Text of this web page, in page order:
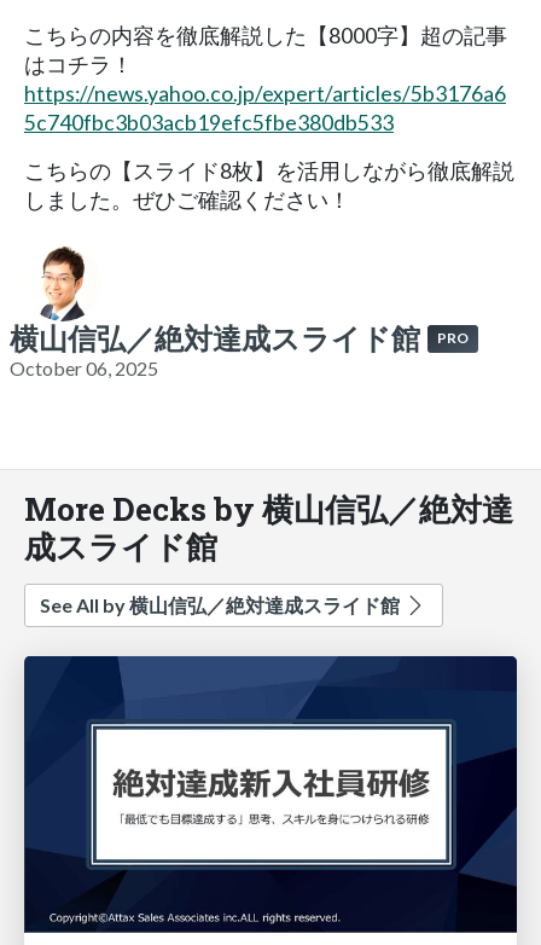
こちらの内容を徹底解説した【8000字】超の記事
はコチラ！
https://news.yahoo.co.jp/expert/articles/5b3176a6
5c740fbc3b03acb19efc5fbe380db533
こちらの【スライド8枚】を活用しながら徹底解説
しました。ぜひご確認ください！
横山信弘／絶対達成スライド館 PRO
October 06, 2025
More Decks by 横山信弘／絶対達
成スライド館
See All by 横山信弘／絶対達成スライド館